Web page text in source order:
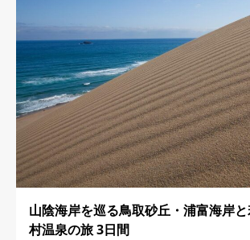
山陰海岸を巡る鳥取砂丘・浦富海岸
村温泉の旅 3日間